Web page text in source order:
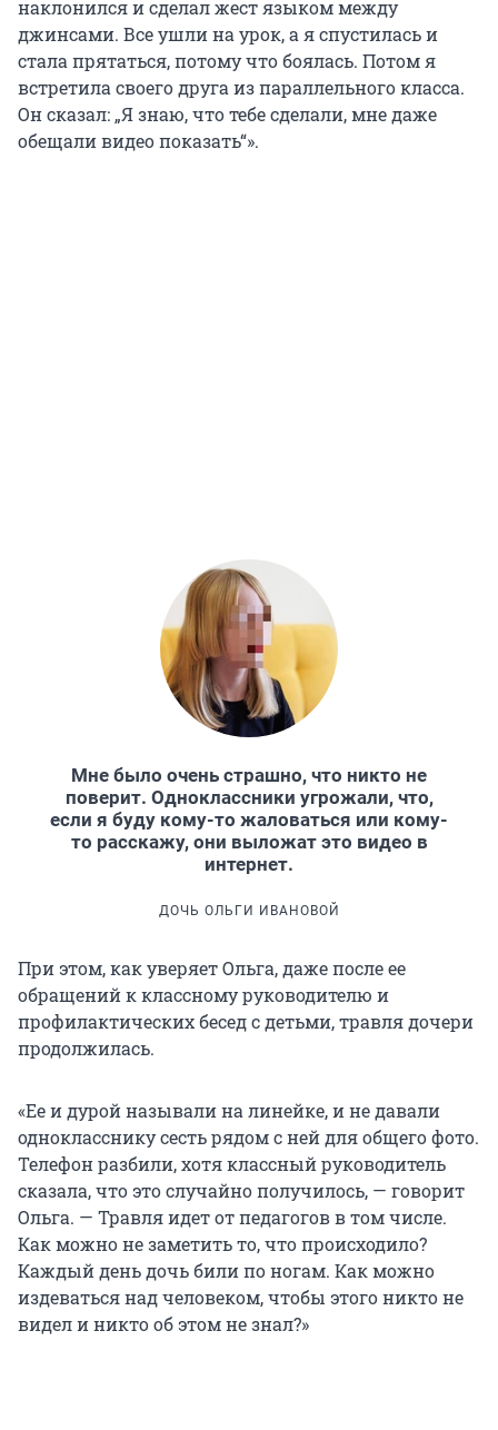
наклонился и сделал жест языком между
джинсами. Все ушли на урок, а я спустилась и
стала прятаться, потому что боялась. Потом я
встретила своего друга из параллельного класса.
Он сказал: „Я знаю, что тебе сделали, мне даже
обещали видео показать“».
Мне было очень страшно, что никто не
поверит. Одноклассники угрожали, что,
если я буду кому-то жаловаться или кому-
то расскажу, они выложат это видео в
интернет.
ДОЧЬ ОЛЬГИ ИВАНОВОЙ
При этом, как уверяет Ольга, даже после ее
обращений к классному руководителю и
профилактических бесед с детьми, травля дочери
продолжилась.
«Ее и дурой называли на линейке, и не давали
однокласснику сесть рядом с ней для общего фото.
Телефон разбили, хотя классный руководитель
сказала, что это случайно получилось, — говорит
Ольга. — Травля идет от педагогов в том числе.
Как можно не заметить то, что происходило?
Каждый день дочь били по ногам. Как можно
издеваться над человеком, чтобы этого никто не
видел и никто об этом не знал?»